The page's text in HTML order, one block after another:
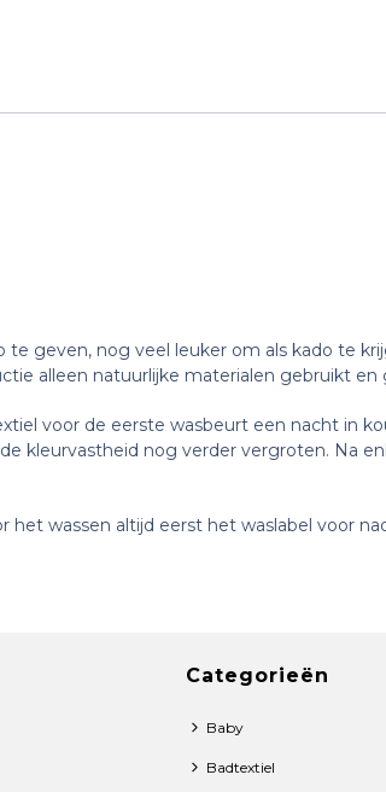
geven, nog veel leuker om als kado te
alleen natuurlijke materialen gebruikt
voor de eerste wasbeurt een nacht in
kleurvastheid nog verder vergroten. Na
wassen altijd eerst het waslabel voor
Categorieën
Baby
Badtextiel